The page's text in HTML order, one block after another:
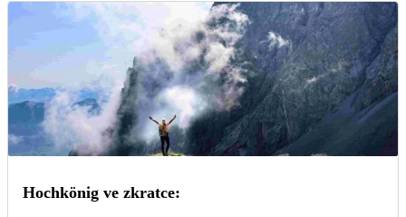
Hochkönig ve zkratce: